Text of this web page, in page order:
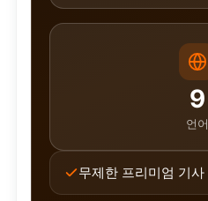
9
언어
무제한 프리미엄 기사